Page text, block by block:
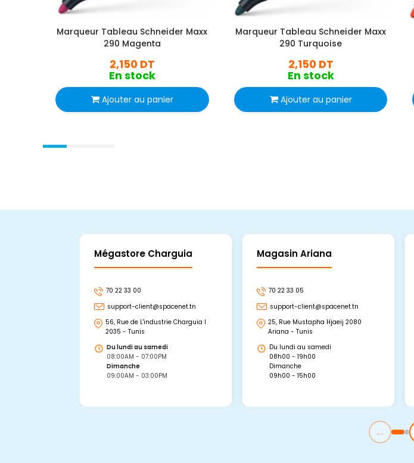
Marqueur Tableau Schneider Maxx
290 Magenta
2,150 DT
En stock
Ajouter au panier
Marqueur Tableau Schneider Maxx
290 Turquoise
2,150 DT
En stock
Ajouter au panier
Mégastore Charguia
70 22 33 00
support-client@spacenet.tn
56, Rue de L'industrie Charguia I
2035 - Tunis
Du lundi au samedi
08:00AM - 07:00PM
Dimanche
09:00AM - 03:00PM
Magasin Ariana
70 22 33 05
support-client@spacenet.tn
25, Rue Mustapha Hjaeij 2080
Ariana - Tunis
Du lundi au samedi
08h00 - 19h00
Dimanche
09h00 - 15h00
←